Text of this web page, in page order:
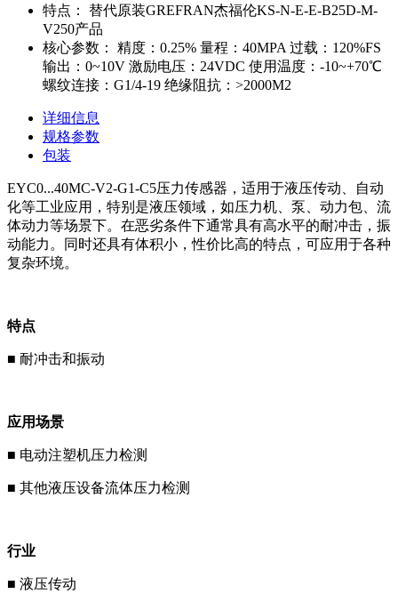
特点：
替代原装GREFRAN杰福伦KS-N-E-E-B25D-M-
V250产品
核心参数：
精度：0.25% 量程：40MPA 过载：120%FS
输出：0~10V 激励电压：24VDC 使用温度：-10~+70℃
螺纹连接：G1/4-19 绝缘阻抗：>2000M2
详细信息
规格参数
包装
EYC0...40MC-V2-G1-C5压力传感器，适用于液压传动、自动
化等工业应用，特别是液压领域，如压力机、泵、动力包、流
体动力等场景下。在恶劣条件下通常具有高水平的耐冲击，振
动能力。同时还具有体积小，性价比高的特点，可应用于各种
复杂环境。
特点
■ 耐冲击和振动
应用场景
■ 电动注塑机压力检测
■ 其他液压设备流体压力检测
行业
■ 液压传动